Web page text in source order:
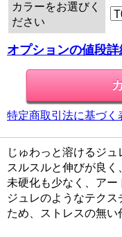
カラーをお選びく
ださい
オプションの値段
特定商取引法に基づく
じゅわっと溶けるジ
スルスルと伸びが良
未硬化も少なく、アー
ジュレのようなテク
ため、ストレスの無